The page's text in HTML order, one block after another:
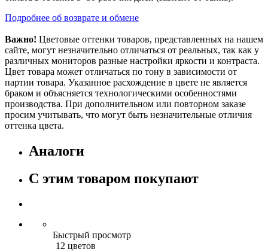
Подробнее об возврате и обмене
Важно! Цветовые оттенки товаров, представленных на нашем
сайте, могут незначительно отличаться от реальных, так как у
различных мониторов разные настройки яркости и контраста.
Цвет товара может отличаться по тону в зависимости от
партии товара. Указанное расхождение в цвете не является
браком и объясняется технологическими особенностями
производства. При дополнительном или повторном заказе
просим учитывать, что могут быть незначительные отличия
оттенка цвета.
Аналоги
С этим товаром покупают
Быстрый просмотр
12 цветов